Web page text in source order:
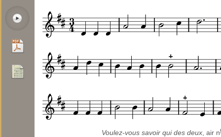
Voulez-vous savoir qui des deux , air n